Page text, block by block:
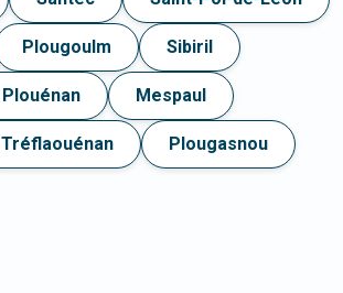
Plougoulm Sibiril
Plouénan Mespaul
Tréflaouénan Plougasnou